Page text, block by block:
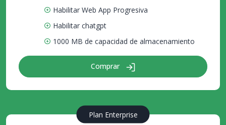
Habilitar Web App Progresiva
Habilitar chatgpt
1000 MB de capacidad de almacenamiento
Comprar
Plan Enterprise